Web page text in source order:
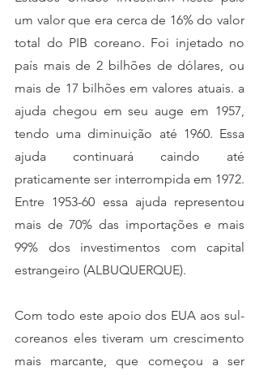
um valor que era cerca de 16% do valor
total do PIB coreano. Foi injetado no
país mais de 2 bilhões de dólares, ou
mais de 17 bilhões em valores atuais. a
ajuda chegou em seu auge em 1957,
tendo uma diminuição até 1960. Essa
ajuda continuará caindo até
praticamente ser interrompida em 1972.
Entre 1953-60 essa ajuda representou
mais de 70% das importações e mais
99% dos investimentos com capital
estrangeiro (ALBUQUERQUE).
Com todo este apoio dos EUA aos sul-
coreanos eles tiveram um crescimento
mais marcante, que começou a ser